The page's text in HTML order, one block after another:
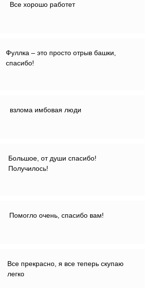
Все хорошо работет
Фуллка – это просто отрыв башки,
спасибо!
взлома имбовая люди
Большое, от души спасибо!
Получилось!
Помогло очень, спасибо вам!
Все прекрасно, я все теперь скупаю
легко